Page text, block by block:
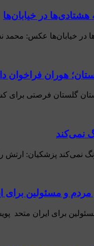
در خیابان‌ها
خیابان‌ها عکس: محمد
هوران فراخوان
گلستان فرصتی برای
نمی‌کند
نمی‌کند پزشکیان:
و مسئولین برای
برای ایران متحد